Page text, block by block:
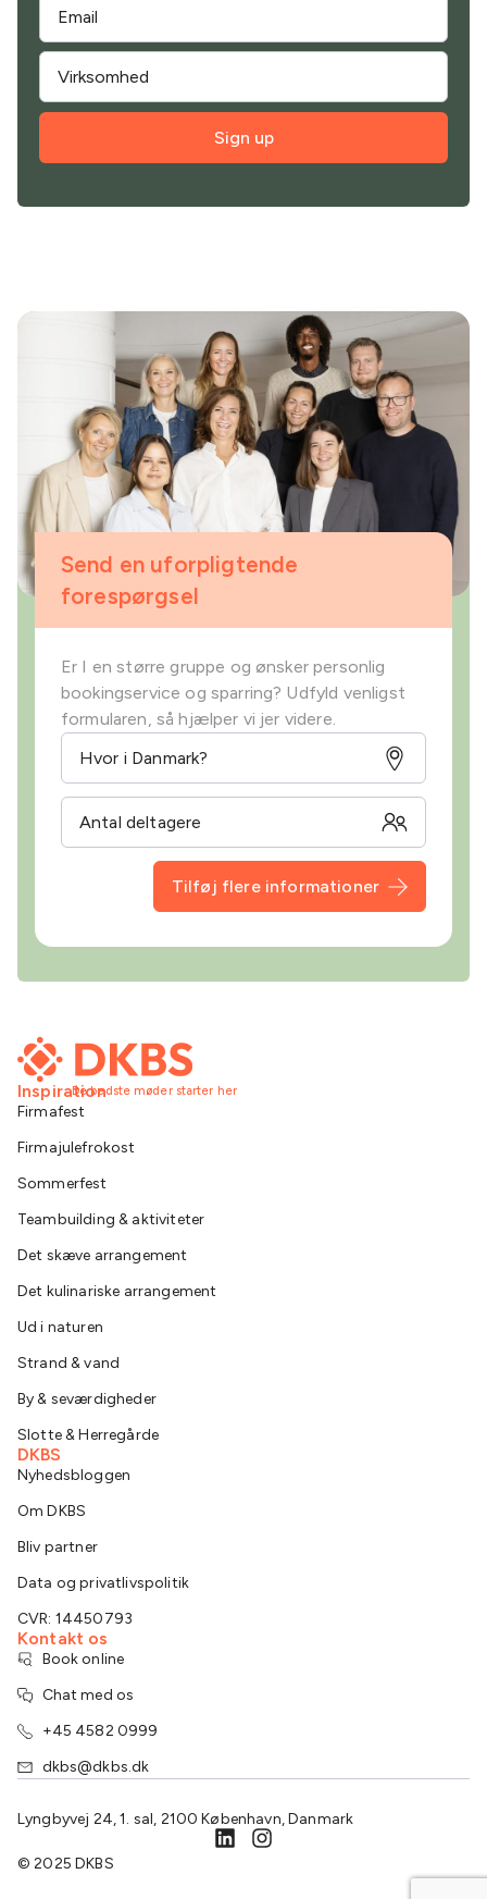
Sign up
Send en uforpligtende
forespørgsel
Er I en større gruppe og ønsker personlig
bookingservice og sparring? Udfyld venligst
formularen, så hjælper vi jer videre.
Tilføj flere informationer
De bedste møder starter her
Inspiration
Firmafest
Firmajulefrokost
Sommerfest
Teambuilding & aktiviteter
Det skæve arrangement
Det kulinariske arrangement
Ud i naturen
Strand & vand
By & seværdigheder
Slotte & Herregårde
DKBS
Nyhedsbloggen
Om DKBS
Bliv partner
Data og privatlivspolitik
CVR: 14450793
Kontakt os
Book online
Chat med os
+45 4582 0999
dkbs@dkbs.dk
Lyngbyvej 24, 1. sal, 2100 København, Danmark
© 2025 DKBS